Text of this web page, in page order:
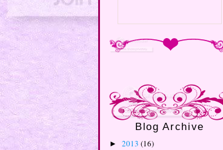
Blog Archive
► 2013 (16)